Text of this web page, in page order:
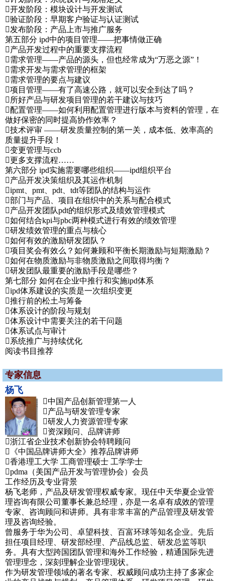
开发阶段：模块设计与开发测试
验证阶段：早期客户验证与认证测试
发布阶段：产品上市与推广服务
第五部分 ipd中的项目管理——把事情做正确
产品开发过程中的重要支撑流程
需求管理——产品的源头，但也经常成为“万恶之源”！
需求开发与需求管理的框架
需求管理的要点与建议
项目管理——有了高速公路，就可以安全到达了吗？
所好产品与研发项目管理的若干建议与技巧
配置管理——如何利用配置管理进行版本与资料的管理，在
做好保密的同时提高协作效率？
技术评审 ——研发质量控制的第一关，成本低、效率高的
质量提升手段！
变更管理与ccb
更多支撑流程……
第六部分 ipd实施需要哪些组织——ipd组织平台
产品开发决策组织及其运作机制
ipmt、pmt、pdt、tdt等团队的结构与运作
部门与产品、项目在组织中的关系与配合模式
产品开发团队pdt的组织形式及绩效管理模式
如何结合kpi与pbc两种模式进行有效的绩效管理
研发绩效管理的重点与核心
如何有效的激励研发团队？
项目奖会有效么？如何兼顾和平衡长期激励与短期激励？
如何在物质激励与非物质激励之间取得均衡？
研发团队最重要的激励手段是哪些？
第七部分 如何在企业中推行和实施ipd体系
ipd体系建设的实质是一次组织变更
推行前的松土与筹备
体系设计的阶段与规划
体系设计中需要关注的若干问题
体系试点与审计
系统推广与持续优化
阅读书目推荐
专家信息
杨飞
中国产品创新管理第一人
产品与研发管理专家
研发人力资源管理专家
资深顾问、品牌讲师
浙江省企业技术创新协会特聘顾问
《中国品牌讲师大全》推荐品牌讲师
香港理工大学 工商管理硕士 工学学士
pdma（美国产品开发与管理协会）会员
工作经历及专业背景
杨飞老师，产品及研发管理权威专家。现任中天华夏企业管
理咨询有限公司董事长兼总经理，亦是一名卓有成效的管理
专家、咨询顾问和讲师。具有非常丰富的产品管理及研发管
理及咨询经验。
曾服务于华为公司、卓望科技、百富环球等知名企业。先后
担任项目经理、研发部经理、产品线总监、研发总监等职
务。具有大型跨国团队管理和海外工作经验，精通国际先进
管理理念，深刻理解企业管理现状。
作为研发管理领域的著名专家、权威顾问成功主持了多家企